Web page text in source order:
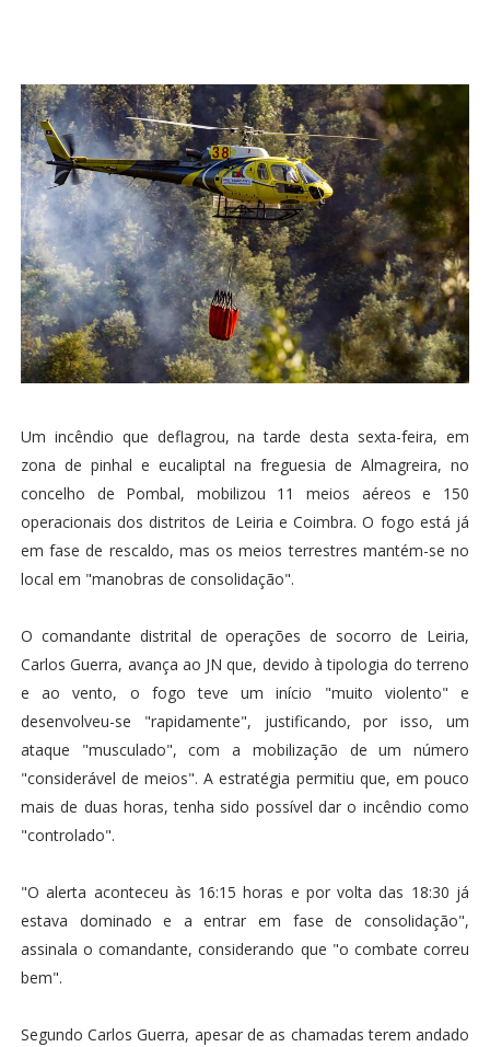
Um incêndio que deflagrou, na tarde desta sexta-feira, em
zona de pinhal e eucaliptal na freguesia de Almagreira, no
concelho de Pombal, mobilizou 11 meios aéreos e 150
operacionais dos distritos de Leiria e Coimbra. O fogo está já
em fase de rescaldo, mas os meios terrestres mantém-se no
local em "manobras de consolidação".
O comandante distrital de operações de socorro de Leiria,
Carlos Guerra, avança ao JN que, devido à tipologia do terreno
e ao vento, o fogo teve um início "muito violento" e
desenvolveu-se "rapidamente", justificando, por isso, um
ataque "musculado", com a mobilização de um número
"considerável de meios". A estratégia permitiu que, em pouco
mais de duas horas, tenha sido possível dar o incêndio como
"controlado".
"O alerta aconteceu às 16:15 horas e por volta das 18:30 já
estava dominado e a entrar em fase de consolidação",
assinala o comandante, considerando que "o combate correu
bem".
Segundo Carlos Guerra, apesar de as chamadas terem andado